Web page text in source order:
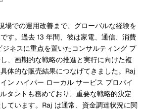
場での運用改善まで、グローバルな経験を
す。過去 13 年間、彼は家電、通信、消費
ネスに重点を置いたコンサルティング プ
、画期的な戦略の推進と実行に向けた複
体的な販売結果につなげてきました。Raj
ン ハイパー ローカル サービス プロバイ
タントも務めており、重要な戦略的決定
ています。Raj は通常、資金調達状況に関